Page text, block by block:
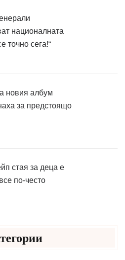
националната
точно сега!“
новия албум
за предстоящо
стая за деца е
по-често